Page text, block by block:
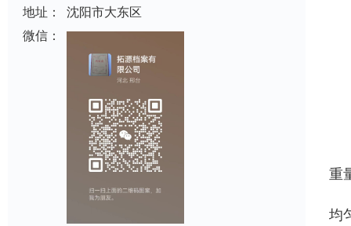
地址：
沈阳市大东区
微信：
重
均